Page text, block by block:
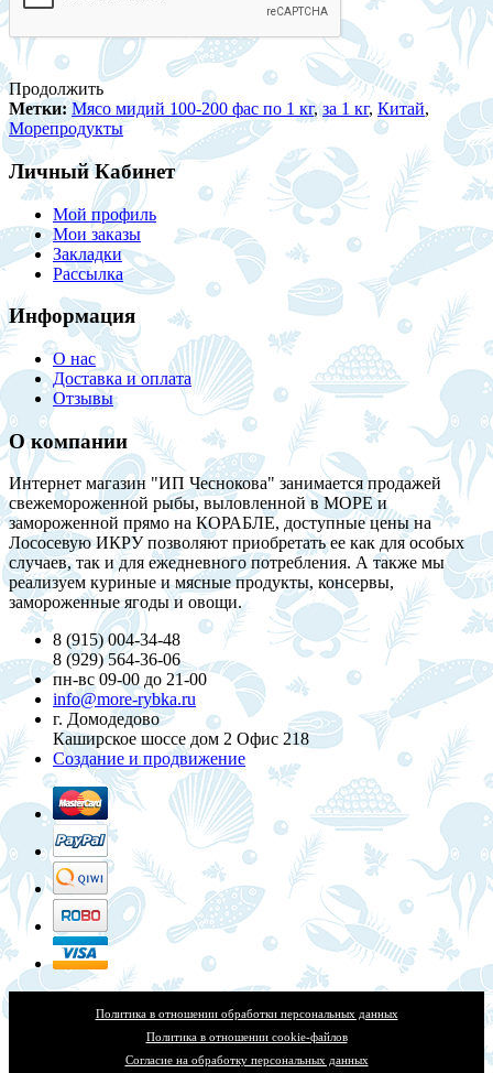
Продолжить
Метки: Мясо мидий 100-200 фас по 1 кг,за 1 кг, Китай,
Морепродукты
Личный Кабинет
Мой профиль
Мои заказы
Закладки
Рассылка
Информация
О нас
Доставка и оплата
Отзывы
О компании
Интернет магазин "ИП Чеснокова" занимается продажей
свежемороженной рыбы, выловленной в МОРЕ и
замороженной прямо на КОРАБЛЕ, доступные цены на
Лососевую ИКРУ позволяют приобретать ее как для особых
случаев, так и для ежедневного потребления. А также мы
реализуем куриные и мясные продукты, консервы,
замороженные ягоды и овощи.
8 (915) 004-34-48
8 (929) 564-36-06
пн-вс 09-00 до 21-00
info@more-rybka.ru
г. Домодедово
Каширское шоссе дом 2 Офис 218
Создание и продвижение
Политика в отношении обработки персональных данных
Политика в отношении cookie-файлов
Согласие на обработку персональных данных